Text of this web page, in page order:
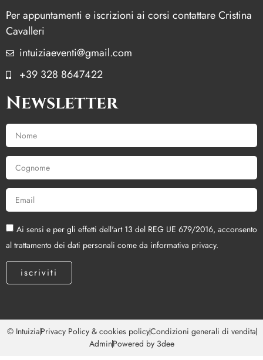
Per appuntamenti e iscrizioni ai corsi contattare Cristina
Cavalleri
intuiziaeventi@gmail.com
+39 328 8647422
Newsletter
Ai sensi e per gli effetti dell'art 13 del REG UE 679/2016, acconsento
al trattamento dei dati personali come da informativa privacy.
iscriviti
© IntuiziaPrivacy Policy & cookies policyCondizioni generali di vendita
AdminPowered by 3dee